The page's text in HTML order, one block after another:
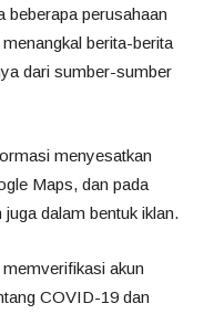
beberapa perusahaan
berita-berita
dari sumber-sumber
menyesatkan
Maps, dan pada
dalam bentuk iklan.
akun
COVID-19 dan